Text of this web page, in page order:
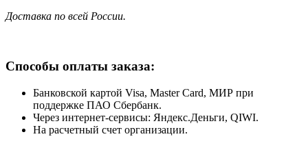
Доставка по всей России.
Способы оплаты заказа:
Банковской картой Visa, Master Card, МИР при
поддержке ПАО Сбербанк.
Через интернет-сервисы: Яндекс.Деньги, QIWI.
На расчетный счет организации.